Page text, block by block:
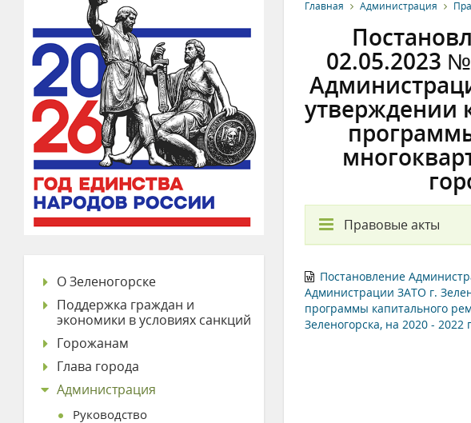
Главная Администрация
02.05.2023
утверждении
Правовые акты
Постановление
Администрации ЗАТО г.
программы капитального
Зеленогорска, на 2020 - 2022
О Зеленогорске
Поддержка граждан и
экономики в условиях санкций
Горожанам
Глава города
Администрация
Руководство